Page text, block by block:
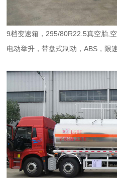
9档变速箱，295/80R22.5真空胎,
电动举升，带盘式制动，ABS ，限